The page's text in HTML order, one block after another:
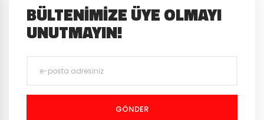
BÜLTENIMIZE ÜYE OLMAYI
UNUTMAYIN!